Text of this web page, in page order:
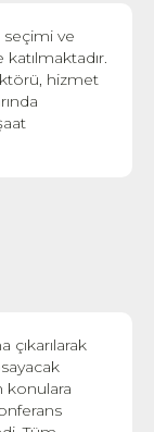
seçimi ve
hizmet
çıkarılarak
konulara